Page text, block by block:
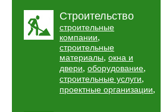
Строительство
строительные
компании,
строительные
материалы, окна и
двери, оборудование,
строительные услуги,
проектные организации,